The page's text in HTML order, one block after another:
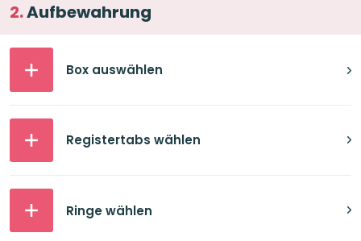
Aufbewahrung
Box auswählen
Registertabs wählen
Ringe wählen